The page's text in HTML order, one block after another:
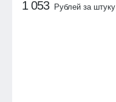
1 053 Рублей за штуку